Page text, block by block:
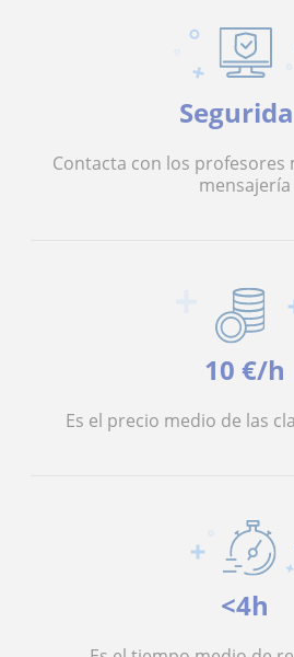
Contacta con los profesores
mensajería
10 €/h
Es el precio medio de las
<4h